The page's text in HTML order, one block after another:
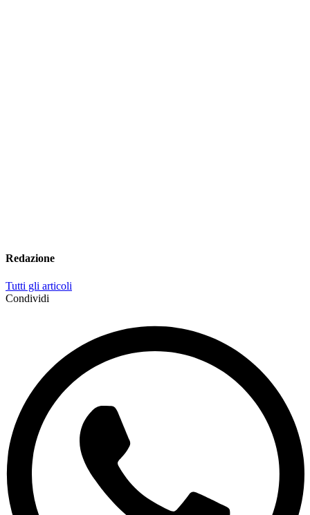
Redazione
Tutti gli articoli
Condividi